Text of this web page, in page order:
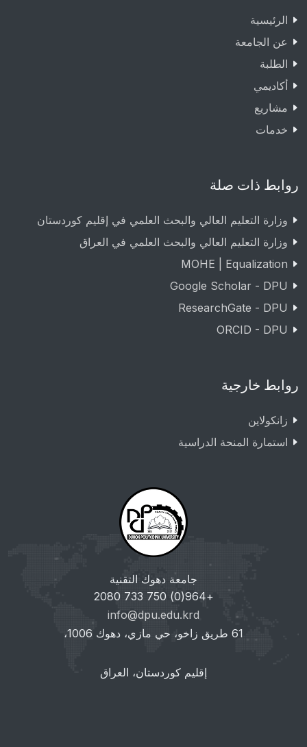
الرئيسية
عن الجامعة
الطلبة
أكاديمي
مشاريع
خدمات
روابط ذات صلة
وزارة التعليم العالي والبحث العلمي في إقليم كوردستان
وزارة التعليم العالي والبحث العلمي في العراق
MOHE | Equalization
Google Scholar - DPU
ResearchGate - DPU
ORCID - DPU
روابط خارجية
زانکولاین
استمارة المنحة الدراسية
جامعة دهوك التقنية
+964(0) 750 733 2080
info@dpu.edu.krd
61 طريق زاخو، حي مازي، دهوك 1006،
إقليم كوردستان، العراق